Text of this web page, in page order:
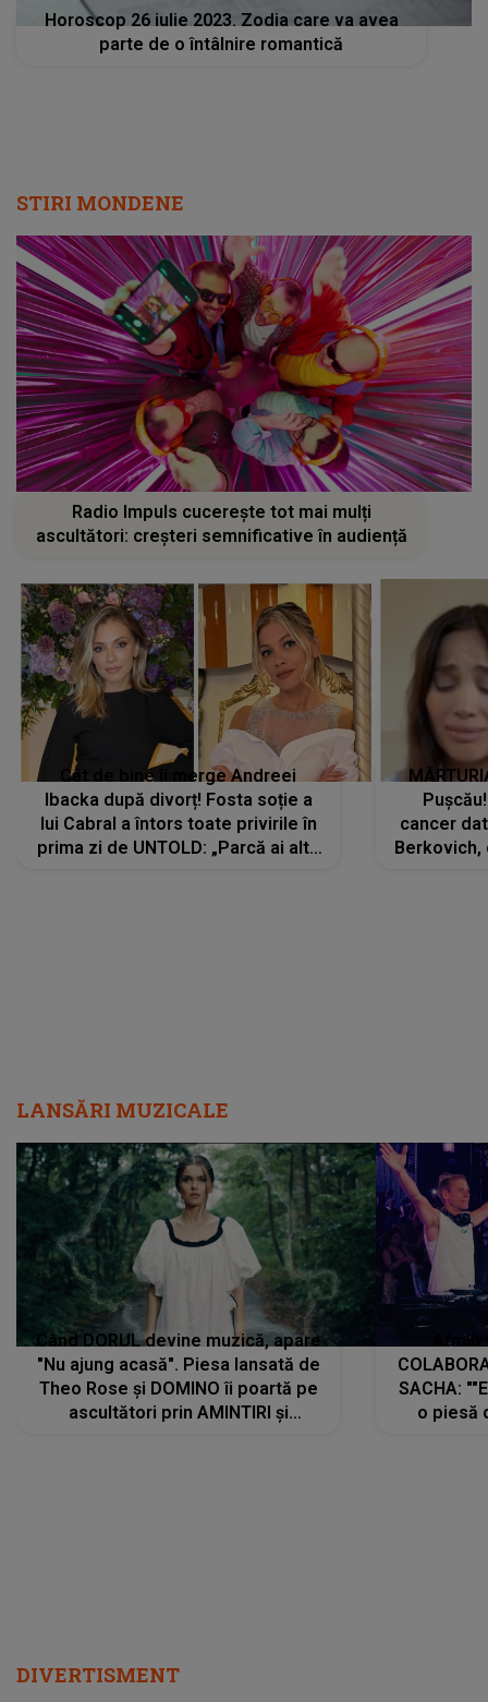
Horoscop 26 iulie 2023. Zodia care va avea
parte de o întâlnire romantică
STIRI MONDENE
Radio Impuls cucerește tot mai mulți
ascultători: creșteri semnificative în audiență
Cât de bine îi merge Andreei
Ibacka după divorț! Fosta soție a
lui Cabral a întors toate privirile în
prima zi de UNTOLD: „Parcă ai altă
cancer
Berkovich,
LANSĂRI MUZICALE
Când DORUL devine muzică, apare
"Nu ajung acasă". Piesa lansată de
Theo Rose și DOMINO îi poartă pe
ascultători prin AMINTIRI și
SACHA:
o piesă
DIVERTISMENT